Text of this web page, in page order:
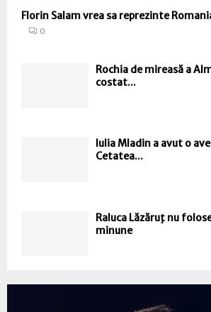
Florin Salam vrea sa reprezinte
0
Rochia de mireasă a
costat...
Iulia Mladin a avut o
Cetatea...
Raluca Lăzăruţ nu
minune